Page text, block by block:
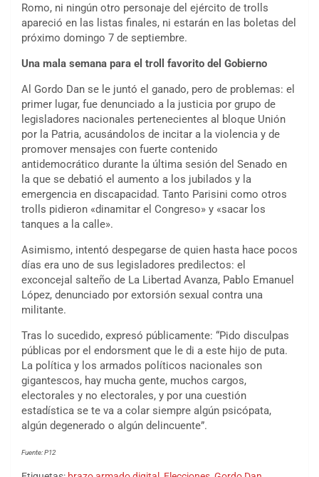
Romo, ni ningún otro personaje del ejército de trolls
apareció en las listas finales, ni estarán en las boletas del
próximo domingo 7 de septiembre.
Una mala semana para el troll favorito del Gobierno
Al Gordo Dan se le juntó el ganado, pero de problemas: el
primer lugar, fue denunciado a la justicia por grupo de
legisladores nacionales pertenecientes al bloque Unión
por la Patria, acusándolos de incitar a la violencia y de
promover mensajes con fuerte contenido
antidemocrático durante la última sesión del Senado en
la que se debatió el aumento a los jubilados y la
emergencia en discapacidad. Tanto Parisini como otros
trolls pidieron «dinamitar el Congreso» y «sacar los
tanques a la calle».
Asimismo, intentó despegarse de quien hasta hace pocos
días era uno de sus legisladores predilectos: el
exconcejal salteño de La Libertad Avanza, Pablo Emanuel
López, denunciado por extorsión sexual contra una
militante.
Tras lo sucedido, expresó públicamente: “Pido disculpas
públicas por el endorsment que le di a este hijo de puta.
La política y los armados políticos nacionales son
gigantescos, hay mucha gente, muchos cargos,
electorales y no electorales, y por una cuestión
estadística se te va a colar siempre algún psicópata,
algún degenerado o algún delincuente”.
Fuente: P12